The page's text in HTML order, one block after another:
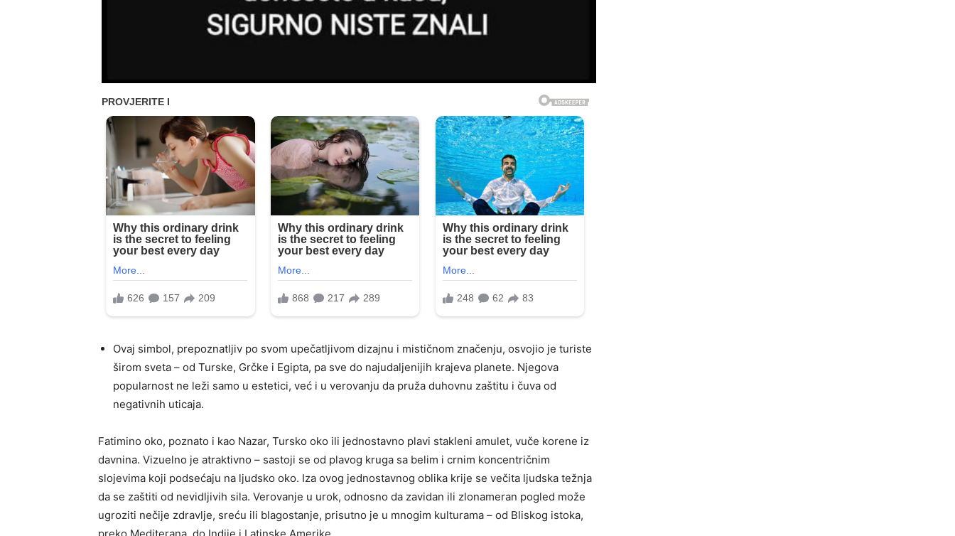
Ovaj simbol, prepoznatljiv po svom upečatljivom dizajnu i mističnom značenju, osvojio je turiste
širom sveta – od Turske, Grčke i Egipta, pa sve do najudaljenijih krajeva planete. Njegova
popularnost ne leži samo u estetici, već i u verovanju da pruža duhovnu zaštitu i čuva od
negativnih uticaja.
Fatimino oko, poznato i kao Nazar, Tursko oko ili jednostavno plavi stakleni amulet, vuče korene iz
davnina. Vizuelno je atraktivno – sastoji se od plavog kruga sa belim i crnim koncentričnim
slojevima koji podsećaju na ljudsko oko. Iza ovog jednostavnog oblika krije se večita ljudska težnja
da se zaštiti od nevidljivih sila. Verovanje u urok, odnosno da zavidan ili zlonameran pogled može
ugroziti nečije zdravlje, sreću ili blagostanje, prisutno je u mnogim kulturama – od Bliskog istoka,